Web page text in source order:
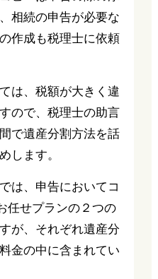
相続の申告が必要な
作成も税理士に依頼
は、税額が大きく違
ので、税理士の助言
で遺産分割方法を話
します。
は、申告においてコ
任せプランの２つの
が、それぞれ遺産分
金の中に含まれてい